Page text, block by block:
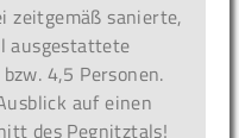
zeitgemäß sanierte,
ausgestattete
4,5 Personen.
auf einen
des Pegnitztals!